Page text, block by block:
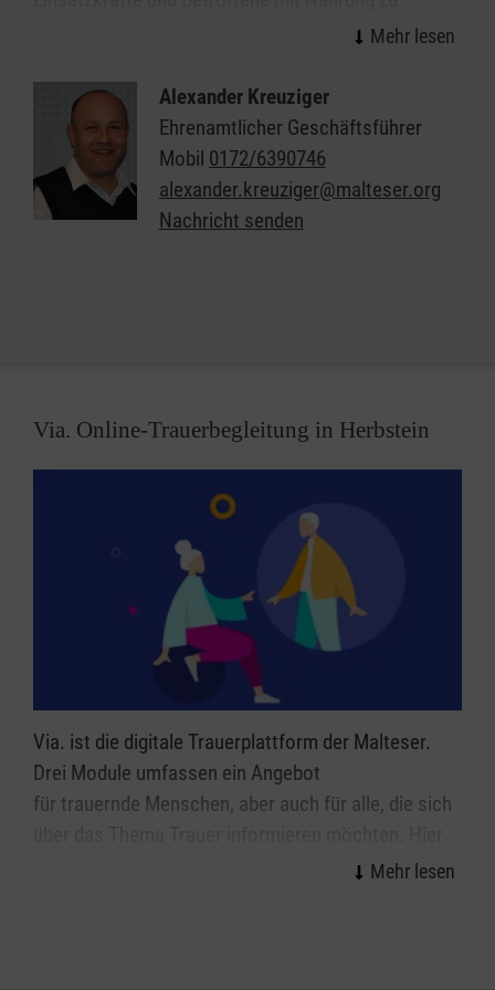
Unserer Einheiten bestehen aus ehrenamtlichen
Helfern, die für ihre Tätigkeit eine entsprechende
Fachdienstausbildung absolvieren. Um auch im
Einsatzfall gut trainiert zu sein, verpflegen wir
größerer Gruppen bei Veranstaltungen wie z.B.
Prozessionen, Kirchentagen, Zeltlagern usw.
Alexander Kreuziger
Ehrenamtlicher Geschäftsführer
Mobil 0172/6390746
alexander.kreuziger@malteser.org
Nachricht senden
Via. Online-Trauerbegleitung in Herbstein
Via. ist die digitale Trauerplattform der Malteser.
Drei Module umfassen ein Angebot
für trauernde Menschen, aber auch für alle, die sich
können Erinnerungen lebendig gestaltet, der Trauer